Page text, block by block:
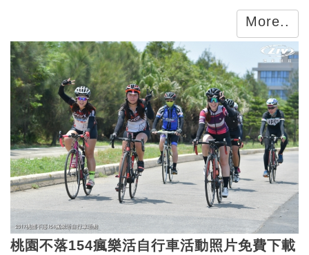
More..
桃園不落154瘋樂活自行車活動照片免費下載